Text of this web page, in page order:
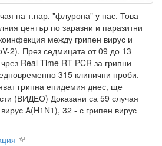
на т.нар. "флурона" у нас. Това
център по заразни и паразитни
между грипен вирус и
2). През седмицата от 09 до 13
Real Time RT-PCR за грипни
315 клинични проби.
грипна епидемия днес, ще
(ВИДЕО) Доказани са 59 случая
A(H1N1), 32 - с грипен вирус